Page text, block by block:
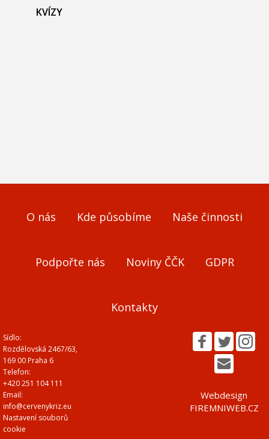
KVÍZY
O nás Kde působíme Naše činnosti
Podpořte nás Noviny ČČK GDPR
Kontakty
Sídlo:
Rozdělovská 2467/63,
169 00 Praha 6
Telefon:
+420 251 104 111
Email:
info@cervenykriz.eu
Nastavení souborů
cookie
Webdesign
FIREMNIWEB.CZ